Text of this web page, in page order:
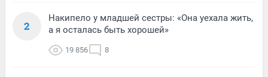
2
Накипело у младшей сестры: «Она уехала жить,
а я осталась быть хорошей»
19 856 8